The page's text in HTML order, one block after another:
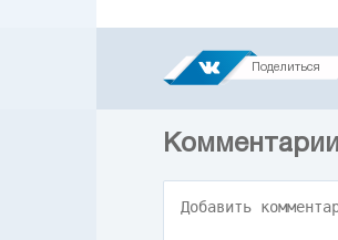
Поделиться
Комментарии